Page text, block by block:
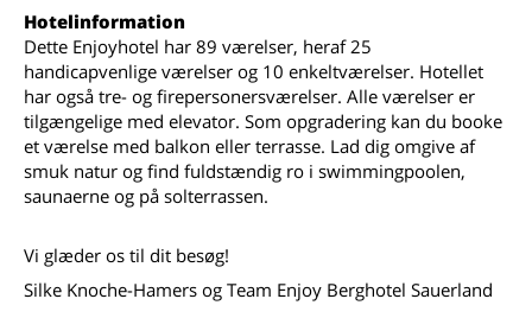
Hotelinformation
Dette Enjoyhotel har 89 værelser, heraf 25
handicapvenlige værelser og 10 enkeltværelser. Hotellet
har også tre- og firepersonersværelser. Alle værelser er
tilgængelige med elevator. Som opgradering kan du booke
et værelse med balkon eller terrasse. Lad dig omgive af
smuk natur og find fuldstændig ro i swimmingpoolen,
saunaerne og på solterrassen.
Vi glæder os til dit besøg!
Silke Knoche-Hamers og Team Enjoy Berghotel Sauerland